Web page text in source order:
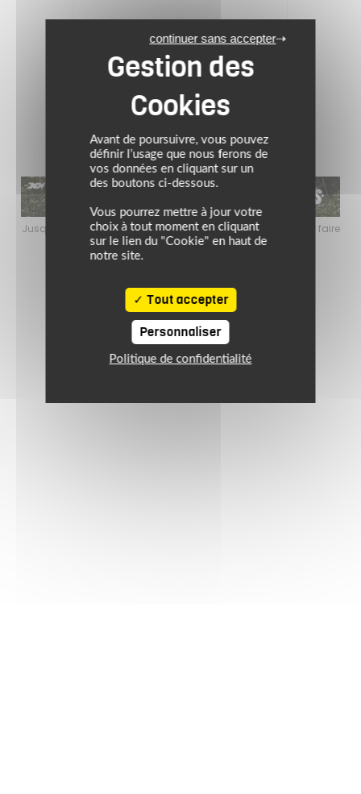
346.77 €
Noir
Jusqu’au 24 août 2026, profitez de l’ambiance estivale pour faire
le plein de bons plans sur l’équipement motard !
Avant de poursuivre, vous pouvez
définir l’usage que nous ferons de
vos données en cliquant sur un
des boutons ci-dessous.
Vous pourrez mettre à jour votre
choix à tout moment en cliquant
sur le lien du "Cookie" en haut de
notre site.
Tout accepter
continuer sans accepter
Personnaliser
Politique de confidentialité